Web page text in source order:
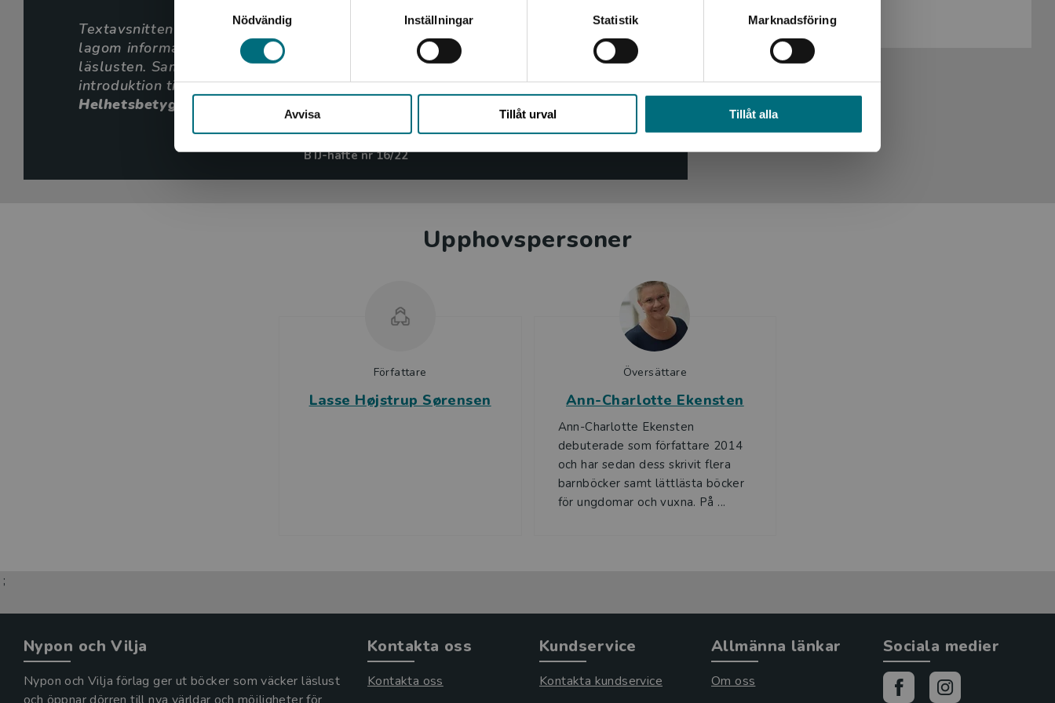
Nödvändig
Inställningar Statistik Marknadsföring
Avvisa Tillåt urval Tillåt alla
Textavsnitten är lättlästa och innehållet är trots det begränsade formatet
lagom informationsrikt och de härliga färgillustrationerna kan bidra till att öka
läslusten. Sammanfattningsvis: Fakta om formel 1 är en trevlig, lättläst
introduktion till sporten för målgruppen, läsare från 9 år och uppåt.
Helhetsbetyg 3 av 5
Staffan Wennerlund
BTJ-häfte nr 16/22
Köp- och leveransvillkor
Upphovspersoner
Författare
Lasse Højstrup Sørensen
Översättare
Ann-Charlotte Ekensten
Ann-Charlotte Ekensten
debuterade som författare 2014
och har sedan dess skrivit flera
barnböcker samt lättlästa böcker
för ungdomar och vuxna. På ...
;
Nypon och Vilja
Nypon och Vilja förlag ger ut böcker som väcker läslust
Kontakta oss
Kontakta oss
Kundservice
Kontakta kundservice
Allmänna länkar
Om oss
Sociala medier